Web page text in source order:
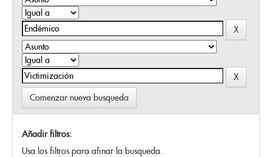
Comenzar nueva busqueda
Añadir filtros:
Usa los filtros para afinar la busqueda.